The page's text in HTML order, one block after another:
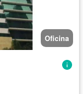
Oficina